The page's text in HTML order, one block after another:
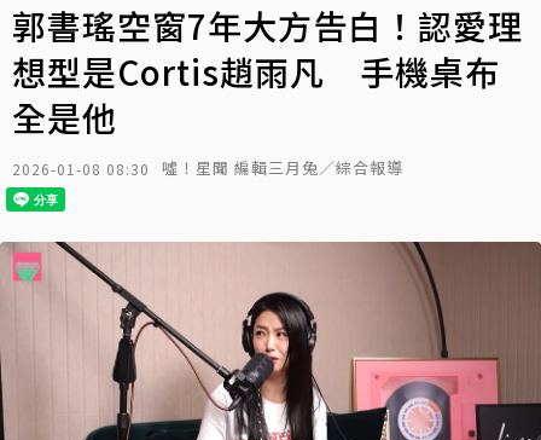
郭書瑤空窗7年大方告白！認愛理
想型是Cortis趙雨凡 手機桌布
全是他
2026-01-08 08:30 噓！星聞 編輯三月兔／綜合報導